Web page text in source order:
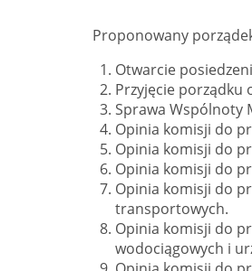
Proponowany
Otwarcie
Przyjęcie porządku
Sprawa Wspólnoty
Opinia komisji do
Opinia komisji do
Opinia komisji do
Opinia komisji do
transportowych.
Opinia komisji do
wodociągowych i